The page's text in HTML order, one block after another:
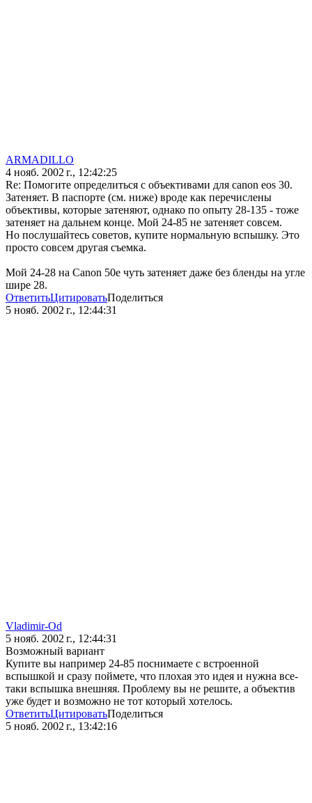
ARMADILLO
4 нояб. 2002 г., 12:42:25
Re: Помогите определиться с объективами для canon eos 30.
Затеняет. В паспорте (см. ниже) вроде как перечислены
объективы, которые затеняют, однако по опыту 28-135 - тоже
затеняет на дальнем конце. Мой 24-85 не затеняет совсем.
Но послушайтесь советов, купите нормальную вспышку. Это
просто совсем другая съемка.
Мой 24-28 на Canon 50е чуть затеняет даже без бленды на угле
шире 28.
ОтветитьЦитироватьПоделиться
5 нояб. 2002 г., 12:44:31
Vladimir-Od
5 нояб. 2002 г., 12:44:31
Возможный вариант
Купите вы например 24-85 поснимаете с встроенной
вспышкой и сразу поймете, что плохая это идея и нужна все-
таки вспышка внешняя. Проблему вы не решите, а объектив
уже будет и возможно не тот который хотелось.
ОтветитьЦитироватьПоделиться
5 нояб. 2002 г., 13:42:16